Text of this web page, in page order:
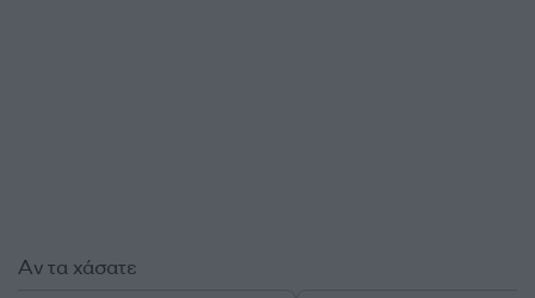
Αν τα χάσατε